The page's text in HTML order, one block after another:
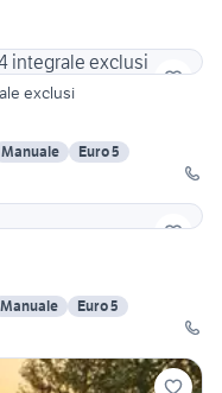
exclusi
Manuale
Euro 5
Manuale
Euro 5